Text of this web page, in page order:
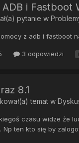
i Fastboot
pytanie w
z adb i fastboot
3 odpowiedzi
8.1
temat w
czasu widze że
ten kto się by